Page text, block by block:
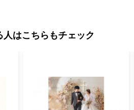
はこちらもチェック